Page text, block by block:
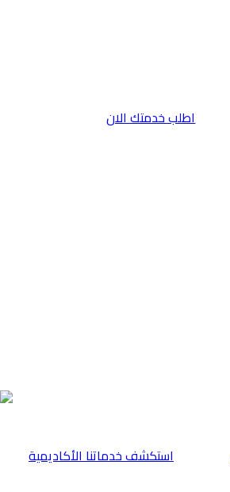
اطلب خدمتك الان
⁠استكشف خدماتنا الأكاديمية